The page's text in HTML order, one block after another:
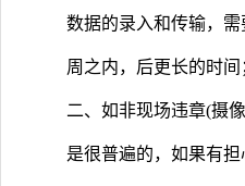
数据的录入和传输，
周之内，后更长的时间
二、如非现场违章(摄
是很普遍的，如果有